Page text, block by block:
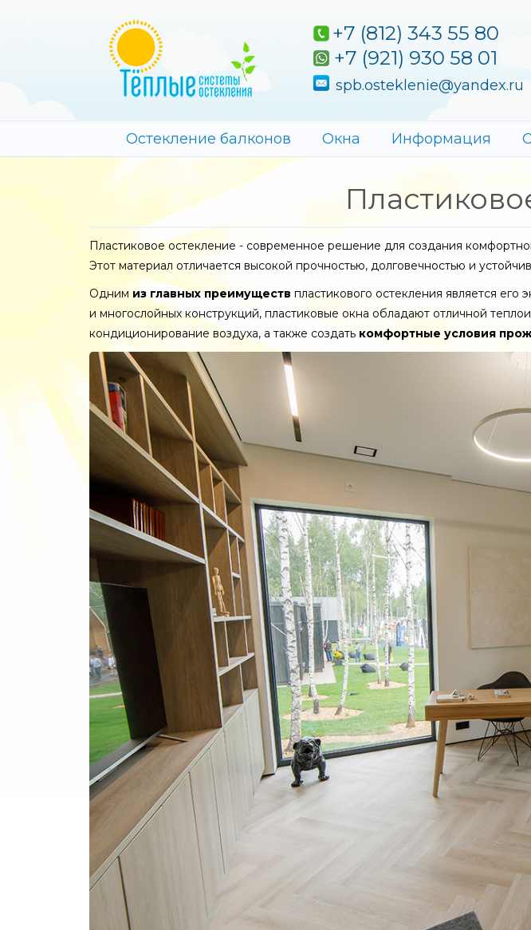
+7 (812) 343 55 80
+7 (921) 930 58 01
spb.osteklenie@yandex.ru
Остекление балконов Окна Информация
Пластиковое остекление - современное решение для создания
Этот материал отличается высокой прочностью, долговечностью и
Одним из главных преимуществ пластикового остекления является
и многослойных конструкций, пластиковые окна обладают отличной
кондиционирование воздуха, а также создать комфортные условия